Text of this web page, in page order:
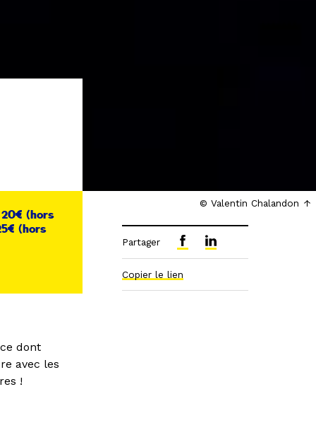
© Valentin Chalandon
(hors
(hors
dont
avec les
!
Partager
Copier le lien